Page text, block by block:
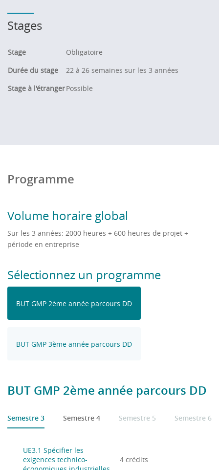
Stages
Stage
Obligatoire
Durée du stage
22 à 26 semaines sur les 3 années
Stage à l'étrangerPossible
Programme
Volume horaire global
Sur les 3 années: 2000 heures + 600 heures de projet +
période en entreprise
Sélectionnez un programme
BUT GMP 2ème année parcours DD
BUT GMP 3ème année parcours DD
BUT GMP 2ème année parcours DD
Semestre 3 Semestre 4 Semestre 5 Semestre 6
UE3.1 Spécifier les
exigences technico-
4 crédits